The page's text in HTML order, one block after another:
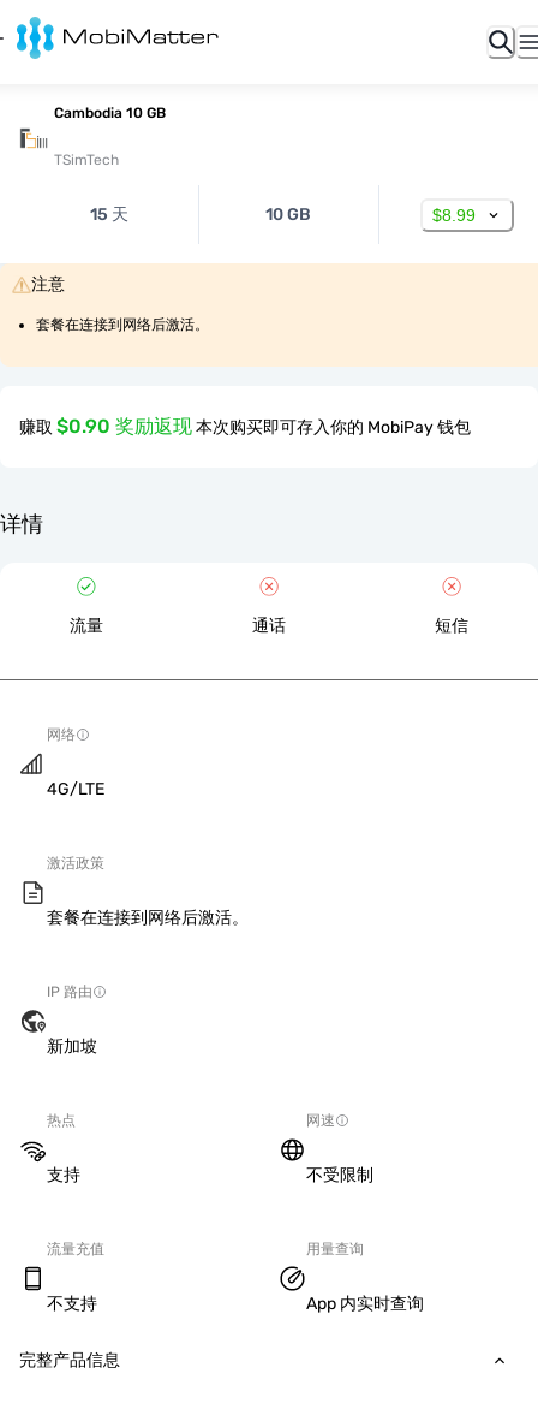
Cambodia 10 GB
TSimTech
15 天 10 GB $8.99
注意
套餐在连接到网络后激活。
赚取 $0.90 奖励返现本次购买即可存入你的 MobiPay 钱包
详情
流量 通话 短信
网络
4G/LTE
激活政策
套餐在连接到网络后激活。
IP 路由
新加坡
热点
支持
网速
不受限制
流量充值
不支持
用量查询
App 内实时查询
完整产品信息